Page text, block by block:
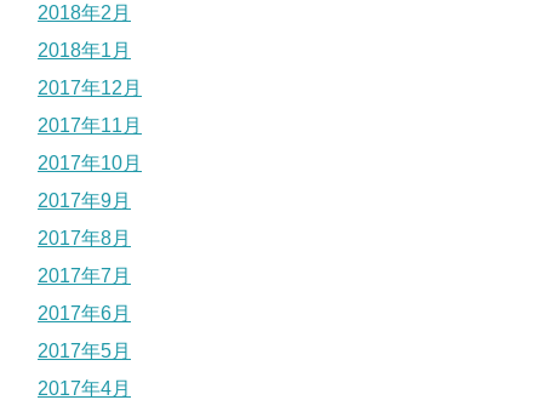
2018年2月
2018年1月
2017年12月
2017年11月
2017年10月
2017年9月
2017年8月
2017年7月
2017年6月
2017年5月
2017年4月